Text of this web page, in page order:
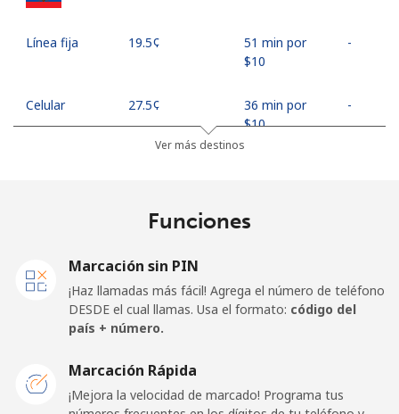
Línea fija ⁦19.5¢⁩
51 min por
⁦$10⁩
-
Celular ⁦27.5¢⁩
36 min por
⁦$10⁩
-
⁦13.9¢⁩
71 min por
Celular
⁦$10⁩
El Salvador
Ver más destinos
Funciones
Marcación sin PIN
¡Haz llamadas más fácil! Agrega el número de teléfono
DESDE el cual llamas. Usa el formato: código del
país + número.
Marcación Rápida
¡Mejora la velocidad de marcado! Programa tus